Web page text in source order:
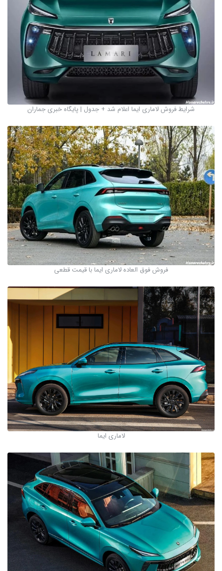
شرایط فروش لاماری ایما اعلام شد + جدول | پایگاه خبری جماران
فروش فوق العاده لاماری ایما با قیمت قطعی
لاماری ایما